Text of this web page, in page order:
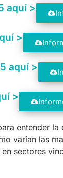
aquí >
>
aquí >
>
entender
varían las
sectores